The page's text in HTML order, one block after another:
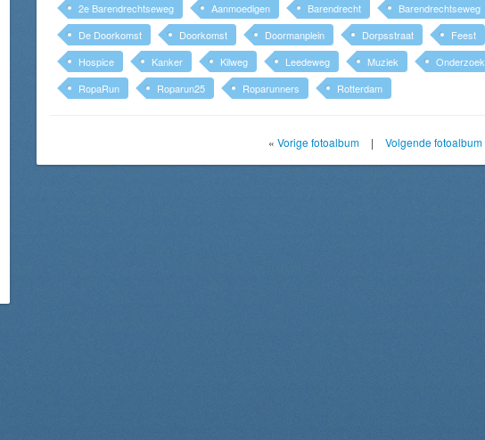
2e Barendrechtseweg Aanmoedigen Barendrecht Barendrechtseweg
De Doorkomst
Doorkomst Doormanplein Dorpsstraat Feest
Hospice
Kanker Kilweg Leedeweg Muziek Onderzoek
RopaRun
Roparun25 Roparunners Rotterdam
« Vorige fotoalbum | Volgende fotoalbum